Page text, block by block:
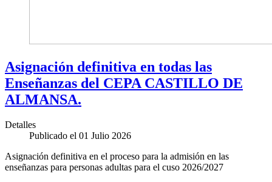
Asignación definitiva en todas las
Enseñanzas del CEPA CASTILLO DE
ALMANSA.
Detalles
Publicado el 01 Julio 2026
Asignación definitiva en el proceso para la admisión en las
enseñanzas para personas adultas para el cuso 2026/2027